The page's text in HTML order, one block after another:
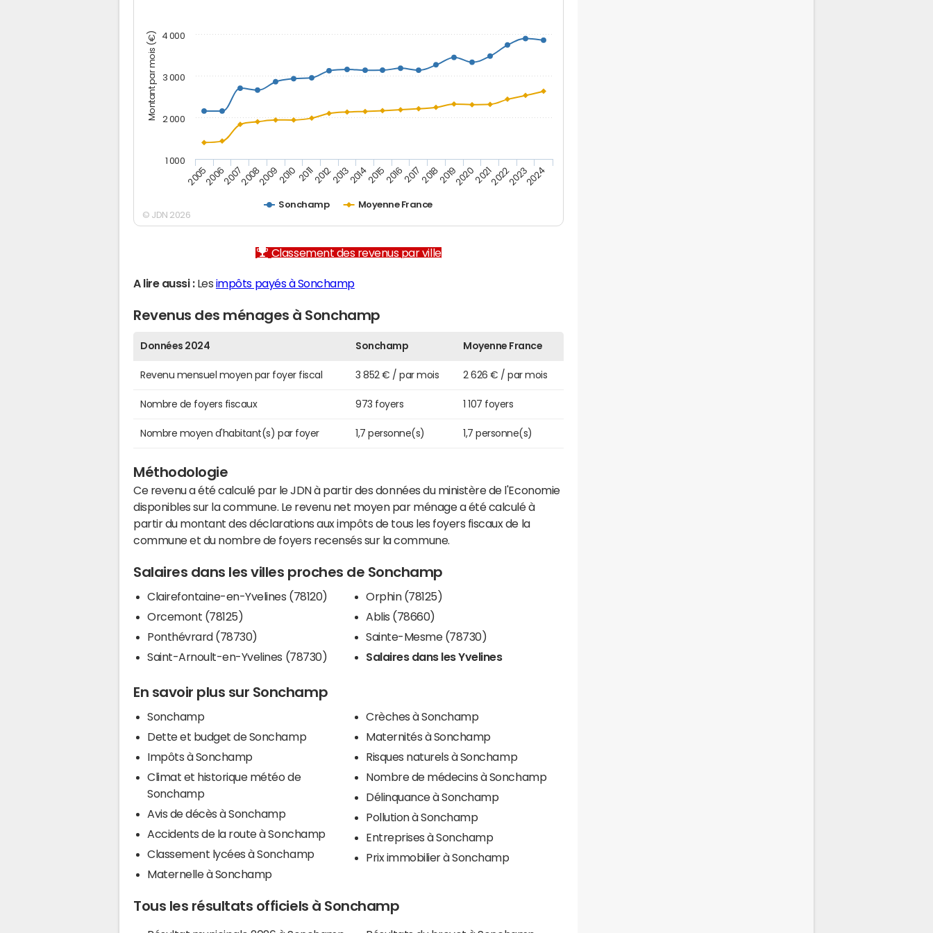
Montant par mois (€)
Sonchamp Moyenne France
200520062007200820092010 20112012201320142015201620172018201920202021202220232024
1 000
2 000
3 000
4 000
© JDN 2026
Classement des revenus par ville
A lire aussi :Les impôts payés à Sonchamp
Revenus des ménages à Sonchamp
Données 2024 Sonchamp Moyenne France
Revenu mensuel moyen par foyer fiscal 3 852 € / par mois 2 626 € / par mois
Nombre de foyers fiscaux 973 foyers 1 107 foyers
Nombre moyen d'habitant(s) par foyer 1,7 personne(s) 1,7 personne(s)
Méthodologie
Ce revenu a été calculé par le JDN à partir des données du ministère de l'Economie
disponibles sur la commune. Le revenu net moyen par ménage a été calculé à
partir du montant des déclarations aux impôts de tous les foyers fiscaux de la
commune et du nombre de foyers recensés sur la commune.
Salaires dans les villes proches de Sonchamp
Clairefontaine-en-Yvelines (78120)
Orcemont (78125)
Ponthévrard (78730)
Saint-Arnoult-en-Yvelines (78730)
Orphin (78125)
Ablis (78660)
Sainte-Mesme (78730)
Salaires dans les Yvelines
En savoir plus sur Sonchamp
Sonchamp
Dette et budget de Sonchamp
Impôts à Sonchamp
Climat et historique météo de
Sonchamp
Avis de décès à Sonchamp
Accidents de la route à Sonchamp
Classement lycées à Sonchamp
Maternelle à Sonchamp
Crèches à Sonchamp
Maternités à Sonchamp
Risques naturels à Sonchamp
Nombre de médecins à Sonchamp
Délinquance à Sonchamp
Pollution à Sonchamp
Entreprises à Sonchamp
Prix immobilier à Sonchamp
Tous les résultats officiels à Sonchamp